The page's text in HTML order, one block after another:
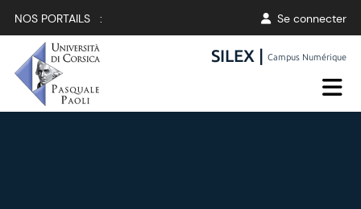
NOS PORTAILS : Se connecter
SILEX |Campus Numérique